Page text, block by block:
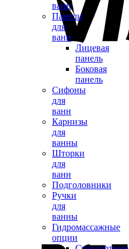
ванн
Панели
для
ванн
Лицевая
панель
Боковая
панель
Сифоны
для
ванн
Карнизы
для
ванны
Шторки
для
ванн
Подголовники
Ручки
для
ванны
Гидромассажные
опции